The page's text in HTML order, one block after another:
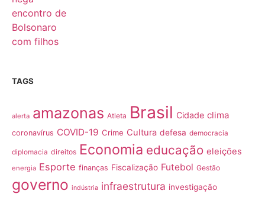
TAGS
alerta amazonas Atleta Brasil Cidade clima
coronavírus COVID-19 Crime Cultura defesa democracia
diplomacia direitos Economia educação eleições
energia Esporte finanças Fiscalização Futebol Gestão
governo indústria infraestrutura investigação